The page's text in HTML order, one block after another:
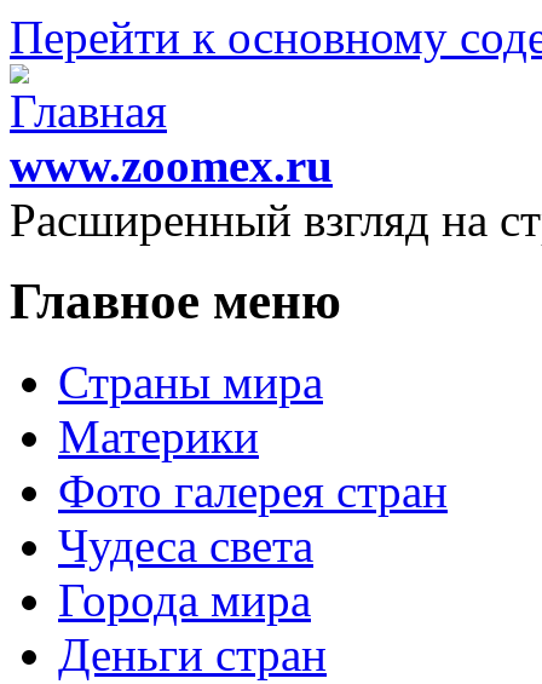
Перейти к основному
www.zoomex.ru
Расширенный взгляд на
Главное меню
Страны мира
Материки
Фото галерея стран
Чудеса света
Города мира
Деньги стран